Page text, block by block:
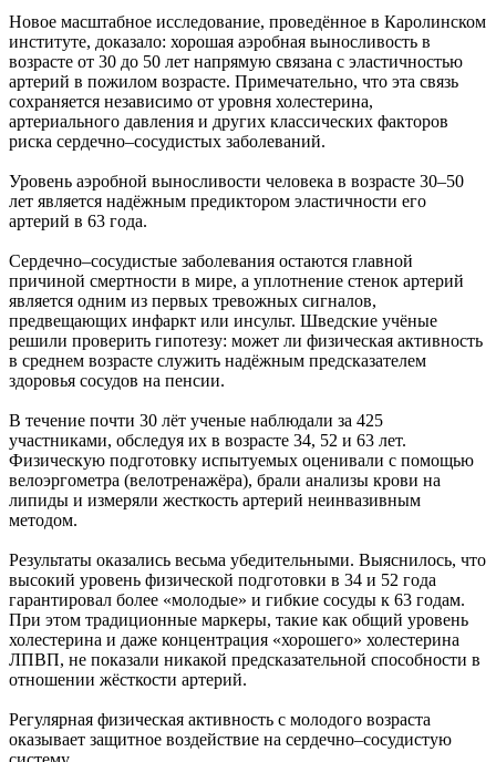
Новое масштабное исследование, проведённое в Каролинском
институте, доказало: хорошая аэробная выносливость в
возрасте от 30 до 50 лет напрямую связана с эластичностью
артерий в пожилом возрасте. Примечательно, что эта связь
сохраняется независимо от уровня холестерина,
артериального давления и других классических факторов
риска сердечно–сосудистых заболеваний.
Уровень аэробной выносливости человека в возрасте 30–50
лет является надёжным предиктором эластичности его
артерий в 63 года.
Сердечно–сосудистые заболевания остаются главной
причиной смертности в мире, а уплотнение стенок артерий
является одним из первых тревожных сигналов,
предвещающих инфаркт или инсульт. Шведские учёные
решили проверить гипотезу: может ли физическая активность
в среднем возрасте служить надёжным предсказателем
здоровья сосудов на пенсии.
В течение почти 30 лёт ученые наблюдали за 425
участниками, обследуя их в возрасте 34, 52 и 63 лет.
Физическую подготовку испытуемых оценивали с помощью
велоэргометра (велотренажёра), брали анализы крови на
липиды и измеряли жесткость артерий неинвазивным
методом.
Результаты оказались весьма убедительными. Выяснилось, что
высокий уровень физической подготовки в 34 и 52 года
гарантировал более «молодые» и гибкие сосуды к 63 годам.
При этом традиционные маркеры, такие как общий уровень
холестерина и даже концентрация «хорошего» холестерина
ЛПВП, не показали никакой предсказательной способности в
отношении жёсткости артерий.
Регулярная физическая активность с молодого возраста
оказывает защитное воздействие на сердечно–сосудистую